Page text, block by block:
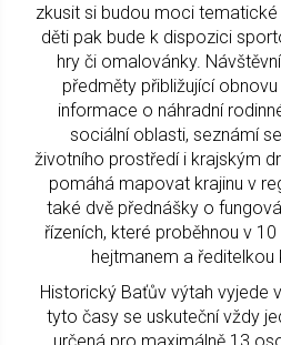
zkusit si budou moci
děti pak bude k dispozici
hry či omalovánky.
předměty přibližující
informace o náhradní
sociální oblasti, seznámí
životního prostředí i krajským
pomáhá mapovat krajinu v
také dvě přednášky o
řízeních, které proběhnou v
hejtmanem a ředitelkou
Historický Baťův výtah vyjede
tyto časy se uskuteční vždy
určená pro maximálně 13